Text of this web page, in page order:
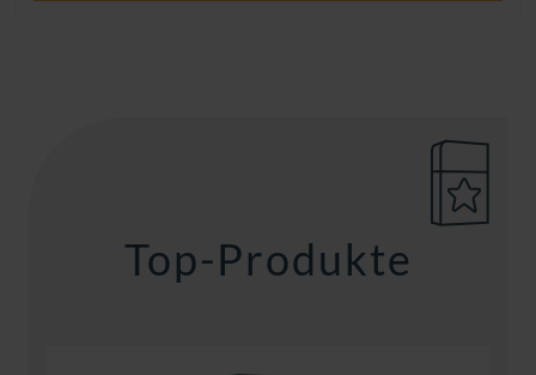
Top-Produkte